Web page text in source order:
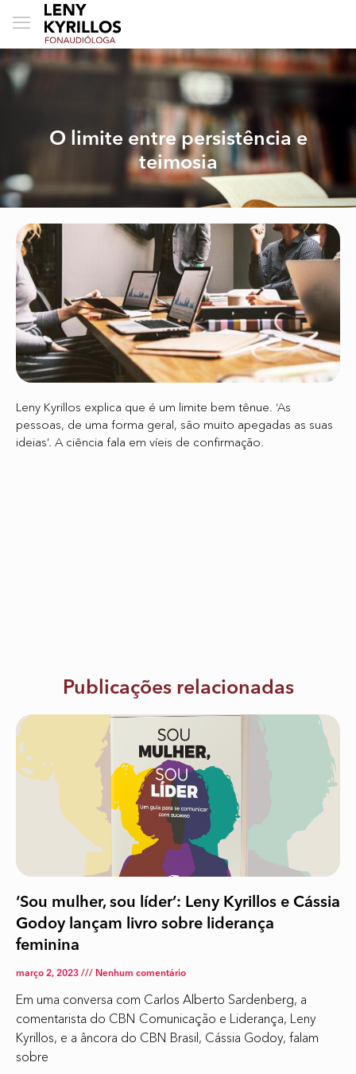
O limite entre persistência e
teimosia
Leny Kyrillos explica que é um limite bem tênue. ‘As
pessoas, de uma forma geral, são muito apegadas as suas
ideias’. A ciência fala em víeis de confirmação.
Publicações relacionadas
‘Sou mulher, sou líder’: Leny Kyrillos e Cássia
Godoy lançam livro sobre liderança
feminina
março 2, 2023 Nenhum comentário
Em uma conversa com Carlos Alberto Sardenberg, a
comentarista do CBN Comunicação e Liderança, Leny
Kyrillos, e a âncora do CBN Brasil, Cássia Godoy, falam
sobre